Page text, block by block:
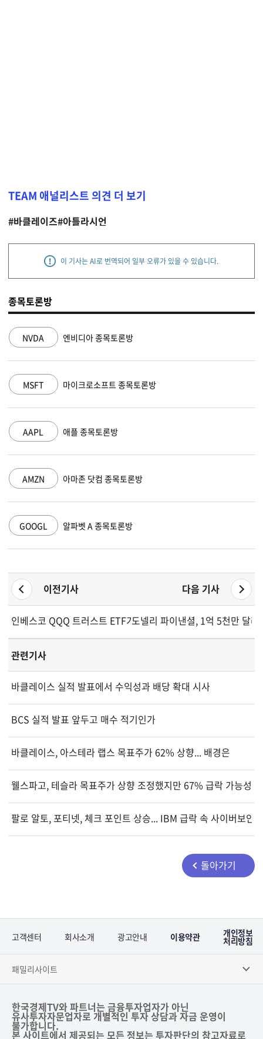
TEAM 애널리스트 의견 더 보기
#바클레이즈#아틀라시언
이 기사는 AI로 번역되어 일부 오류가 있을 수 있습니다.
종목토론방
NVDA 엔비디아 종목토론방
MSFT 마이크로소프트 종목토론방
AAPL 애플 종목토론방
AMZN 아마존 닷컴 종목토론방
GOOGL 알파벳 A 종목토론방
이전기사 다음 기사
인베스코 QQQ 트러스트 ETF가 오늘 상승하는 이유는
도넬리 파이낸셜, 1억 5천만 달
관련기사
바클레이스 실적 발표에서 수익성과 배당 확대 시사
BCS 실적 발표 앞두고 매수 적기인가
바클레이스, 아스테라 랩스 목표주가 62% 상향... 배경은
웰스파고, 테슬라 목표주가 상향 조정했지만 67% 급락 가능성
팔로 알토, 포티넷, 체크 포인트 상승... IBM 급락 속 사이버보안
돌아가기
고객센터 회사소개 광고안내 이용약관 개인정보
처리방침
패밀리사이트
한국경제TV와 파트너는 금융투자업자가 아닌
유사투자자문업자로 개별적인 투자 상담과 자금 운영이
불가합니다.
본 사이트에서 제공되는 모든 정보는 투자판단의 참고자료로